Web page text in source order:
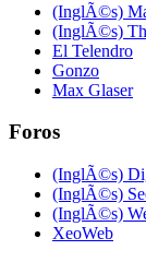
(InglÃ©s)
(InglÃ©s)
El Telendro
Gonzo
Max Glaser
Foros
(InglÃ©s)
(InglÃ©s)
(InglÃ©s)
XeoWeb